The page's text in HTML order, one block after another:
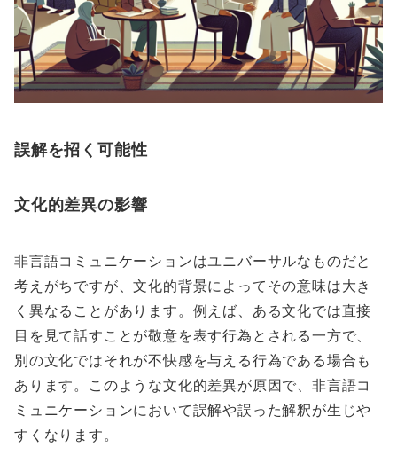
誤解を招く可能性
文化的差異の影響
非言語コミュニケーションはユニバーサルなものだと
考えがちですが、文化的背景によってその意味は大き
く異なることがあります。例えば、ある文化では直接
目を見て話すことが敬意を表す行為とされる一方で、
別の文化ではそれが不快感を与える行為である場合も
あります。このような文化的差異が原因で、非言語コ
ミュニケーションにおいて誤解や誤った解釈が生じや
すくなります。